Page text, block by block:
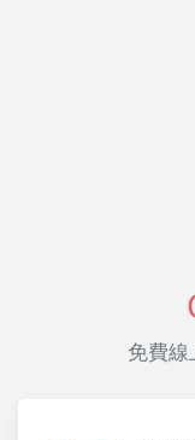
免費線